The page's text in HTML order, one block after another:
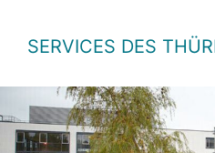
SERVICES DES